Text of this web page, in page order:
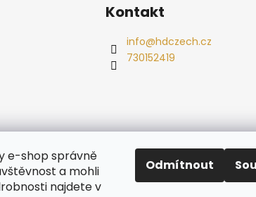
e-shop správně
a mohli
najdete v
Odmítnout
Kontakt
info@hdczech.cz
730152419
údajů Dřevěné sauny Odstoupení od
Radiátory